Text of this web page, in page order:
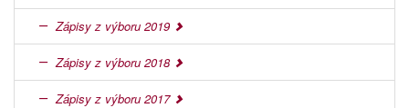
Zápisy z výboru 2019
Zápisy z výboru 2018
Zápisy z výboru 2017